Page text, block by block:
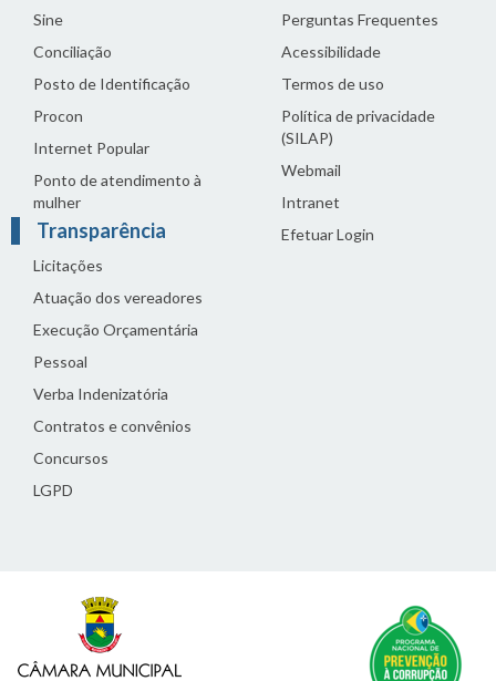
Sine
Conciliação
Posto de Identificação
Procon
Internet Popular
Ponto de atendimento à
mulher
Transparência
Licitações
Atuação dos vereadores
Execução Orçamentária
Pessoal
Verba Indenizatória
Contratos e convênios
Concursos
LGPD
Perguntas Frequentes
Acessibilidade
Termos de uso
Política de privacidade
(SILAP)
Webmail
Intranet
Efetuar Login